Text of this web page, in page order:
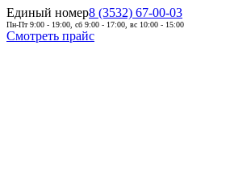
Единый номер8 (3532) 67-00-03
Пн-Пт 9:00 - 19:00, сб 9:00 - 17:00, вс 10:00 - 15:00
Смотреть прайс